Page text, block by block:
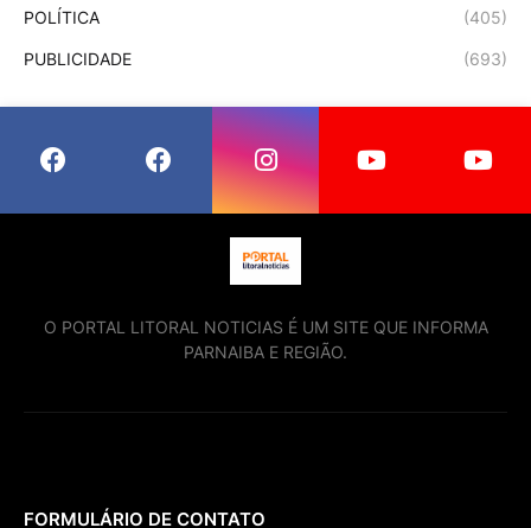
POLÍTICA (405)
PUBLICIDADE (693)
O PORTAL LITORAL NOTICIAS É UM SITE QUE INFORMA
PARNAIBA E REGIÃO.
FORMULÁRIO DE CONTATO